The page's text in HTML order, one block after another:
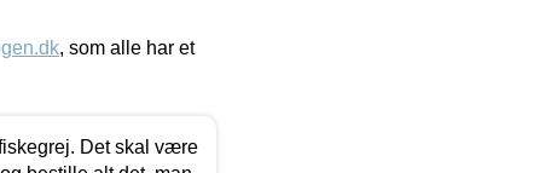
, som alle har et
Det skal være